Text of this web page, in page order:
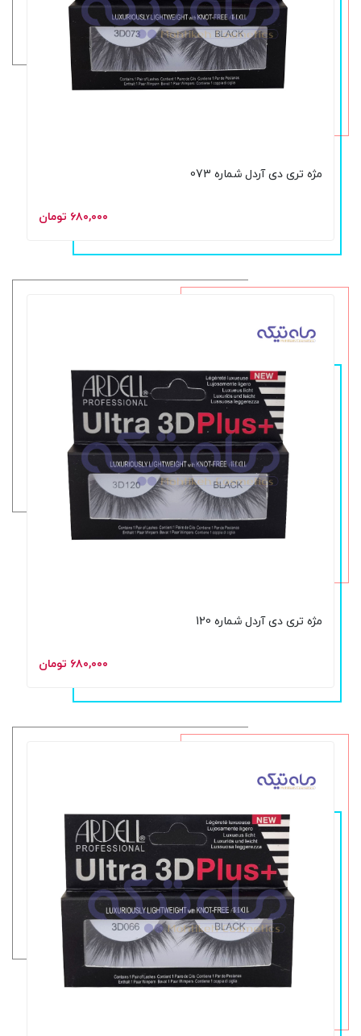
مژه تری دی آردل شماره 073
۶۸۰,۰۰۰ تومان
مژه تری دی آردل شماره 120
۶۸۰,۰۰۰ تومان